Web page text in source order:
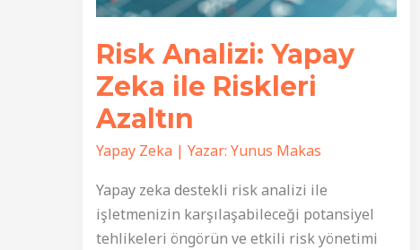
Risk Analizi: Yapay
Zeka ile Riskleri
Azaltın
Yapay Zeka | Yazar: Yunus Makas
Yapay zeka destekli risk analizi ile
işletmenizin karşılaşabileceği potansiyel
tehlikeleri öngörün ve etkili risk yönetimi